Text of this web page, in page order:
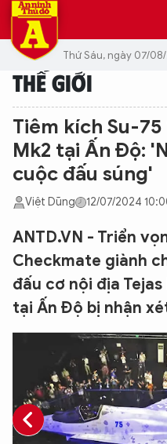
Thứ Sáu, ngày 07/
THẾ GIỚI
Tiêm kích Su-75
Mk2 tại Ấn Độ:
cuộc đấu súng'
Việt Dũng 12/07/2024
ANTD.VN - Triển
Checkmate giành
đấu cơ nội địa
tại Ấn Độ bị nhận